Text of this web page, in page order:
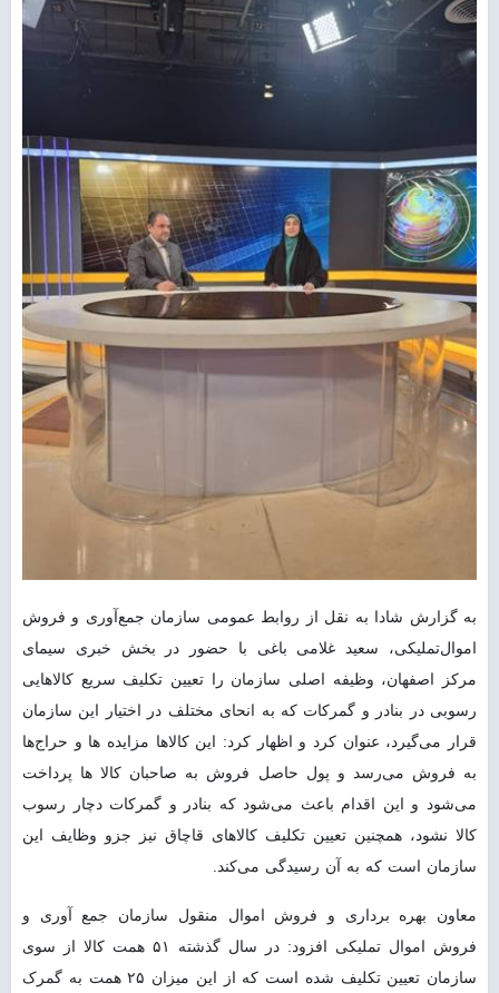
به گزارش شادا به نقل از روابط عمومی سازمان جمع‌آوری و فروش
اموال‌تملیکی، سعید غلامی باغی با حضور در بخش خبری سیمای
مرکز اصفهان، وظیفه اصلی سازمان را تعیین تکلیف سریع کالاهایی
رسوبی در بنادر و گمرکات که به انحای مختلف در اختیار این سازمان
قرار می‌گیرد، عنوان کرد و اظهار کرد: این کالاها مزایده ‌ها و حراج‌ها
به فروش می‌رسد و پول حاصل فروش به صاحبان کالا ها پرداخت
می‌شود و این اقدام باعث می‌شود که بنادر و گمرکات دچار رسوب
کالا نشود، همچنین تعیین تکلیف کالاهای قاچاق نیز جزو وظایف این
سازمان است که به آن رسیدگی می‌کند.
معاون بهره برداری و فروش اموال منقول سازمان جمع آوری و
فروش اموال تملیکی افزود: در سال گذشته ۵۱ همت کالا از سوی
سازمان تعیین تکلیف شده است که از این میزان ۲۵ همت به گمرک